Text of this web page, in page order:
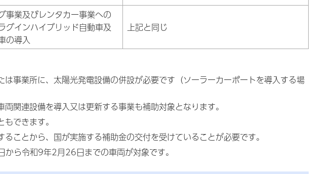
事業及びレンタカー事業への
グインハイブリッド自動車及
の導入
上記と同じ
事業所に、太陽光発電設備の併設が必要です（ソーラーカーポートを導入する場
関連設備を導入又は更新する事業も補助対象となります。
できます。
ことから、国が実施する補助金の交付を受けていることが必要です。
ら令和9年2月26日までの車両が対象です。